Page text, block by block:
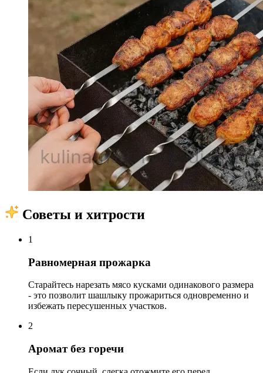
Советы и хитрости
1
Равномерная прожарка
Старайтесь нарезать мясо кусками одинакового размера
- это позволит шашлыку прожариться одновременно и
избежать пересушенных участков.
2
Аромат без горечи